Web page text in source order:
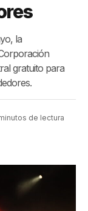
la
gratuito para
de lectura